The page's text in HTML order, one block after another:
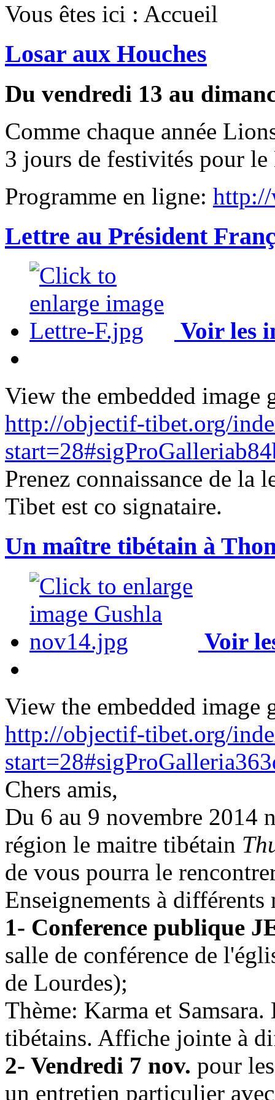
Vous êtes ici : Accueil
Losar aux Houches
Du vendredi 13 au
Comme chaque année
3 jours de festivités pour
Programme en ligne:
Lettre au Président
Voir les
View the embedded image
http://objectif-tibet.org/
Prenez connaissance de la
Tibet est co signataire.
Un maître tibétain à
Voir
View the embedded image
http://objectif-tibet.org/
Chers amis,
Du 6 au 9 novembre 2014
région le maitre tibétain
de vous pourra le
Enseignements à différents
1- Conference publique
salle de conférence de
de Lourdes);
Thème: Karma et
tibétains. Affiche jointe à
2- Vendredi 7 nov. pour
un entretien particulier